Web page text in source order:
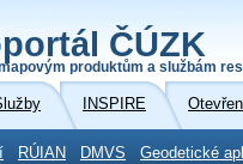
ČÚZK
produktům a službám
INSPIRE
RÚIAN DMVS Geodetické